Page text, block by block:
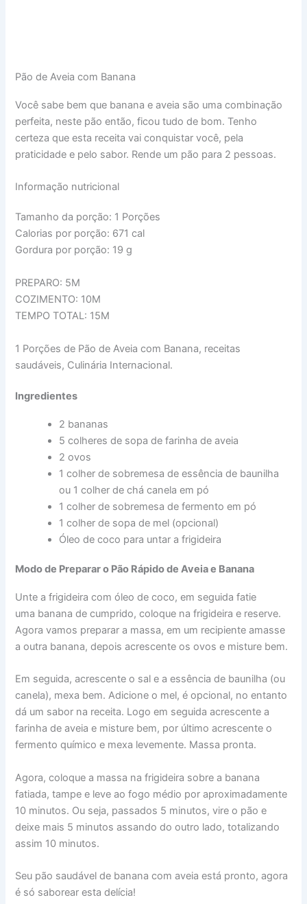
Pão de Aveia com Banana
Você sabe bem que banana e aveia são uma combinação
perfeita, neste pão então, ficou tudo de bom. Tenho
certeza que esta receita vai conquistar você, pela
praticidade e pelo sabor. Rende um pão para 2 pessoas.
Informação nutricional
Tamanho da porção: 1 Porções
Calorias por porção: 671 cal
Gordura por porção: 19 g
PREPARO: 5M
COZIMENTO: 10M
TEMPO TOTAL: 15M
1 Porções de Pão de Aveia com Banana, receitas
saudáveis, Culinária Internacional.
Ingredientes
2 bananas
5 colheres de sopa de farinha de aveia
2 ovos
1 colher de sobremesa de essência de baunilha
ou 1 colher de chá canela em pó
1 colher de sobremesa de fermento em pó
1 colher de sopa de mel (opcional)
Óleo de coco para untar a frigideira
Modo de Preparar o Pão Rápido de Aveia e Banana
Unte a frigideira com óleo de coco, em seguida fatie
uma banana de cumprido, coloque na frigideira e reserve.
Agora vamos preparar a massa, em um recipiente amasse
a outra banana, depois acrescente os ovos e misture bem.
Em seguida, acrescente o sal e a essência de baunilha (ou
canela), mexa bem. Adicione o mel, é opcional, no entanto
dá um sabor na receita. Logo em seguida acrescente a
farinha de aveia e misture bem, por último acrescente o
fermento químico e mexa levemente. Massa pronta.
Agora, coloque a massa na frigideira sobre a banana
fatiada, tampe e leve ao fogo médio por aproximadamente
10 minutos. Ou seja, passados 5 minutos, vire o pão e
deixe mais 5 minutos assando do outro lado, totalizando
assim 10 minutos.
Seu pão saudável de banana com aveia está pronto, agora
é só saborear esta delícia!